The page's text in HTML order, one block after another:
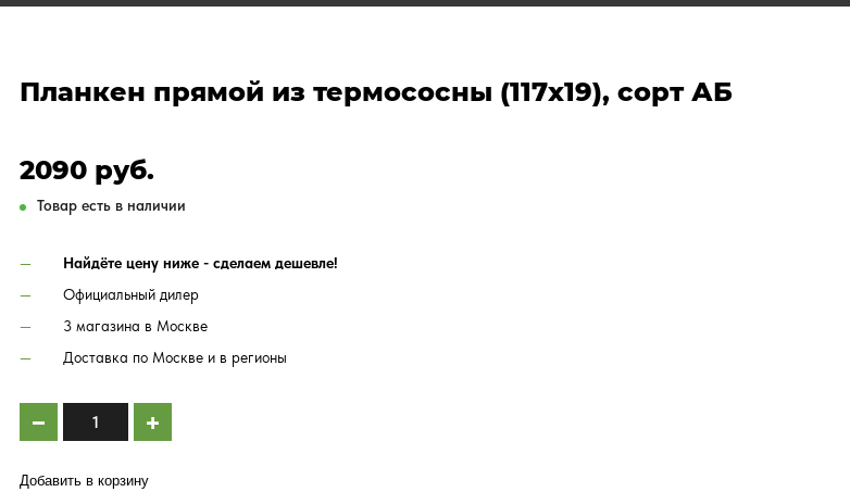
Планкен прямой из термососны (117х19), сорт АБ
2090 руб.
Товар есть в наличии
Найдёте цену ниже - сделаем дешевле!
Официальный дилер
3 магазина в Москве
Доставка по Москве и в регионы
Добавить в корзину